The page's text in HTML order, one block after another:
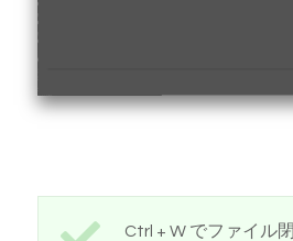
Ctrl + W でファイル